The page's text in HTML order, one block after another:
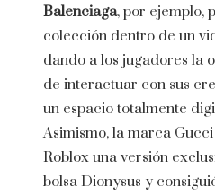
Balenciaga, por ejemplo,
colección dentro de un
dando a los jugadores la
de interactuar con sus
un espacio totalmente
Asimismo, la marca
Roblox una versión
bolsa Dionysus y